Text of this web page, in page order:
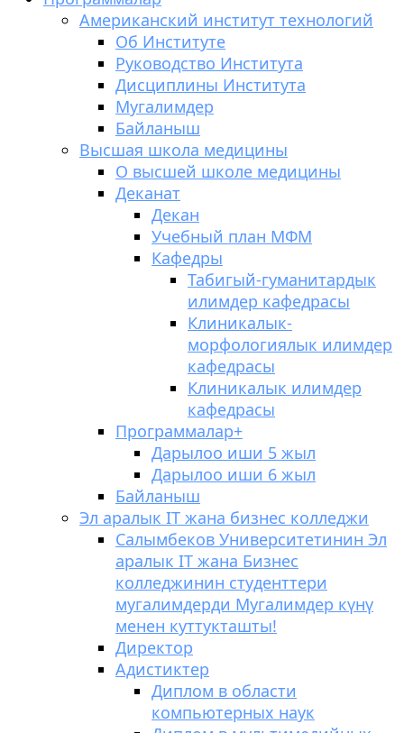
Американский институт технологий
Об Институте
Руководство Института
Дисциплины Института
Мугалимдер
Байланыш
Высшая школа медицины
О высшей школе медицины
Деканат
Декан
Учебный план МФМ
Кафедры
Табигый-гуманитардык
илимдер кафедрасы
Клиникалык-
морфологиялык илимдер
кафедрасы
Клиникалык илимдер
кафедрасы
Программалар+
Дарылоо иши 5 жыл
Дарылоо иши 6 жыл
Байланыш
Эл аралык IT жана бизнес колледжи
Салымбеков Университетинин Эл
аралык IT жана Бизнес
колледжинин студенттери
мугалимдерди Мугалимдер күнү
менен куттукташты!
Директор
Адистиктер
Диплом в области
компьютерных наук